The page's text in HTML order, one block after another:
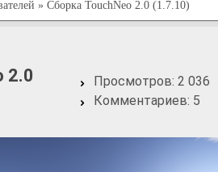
» Сборка TouchNeo 2.0 (1.7.10)
Просмотров: 2 036
Комментариев: 5
2.0